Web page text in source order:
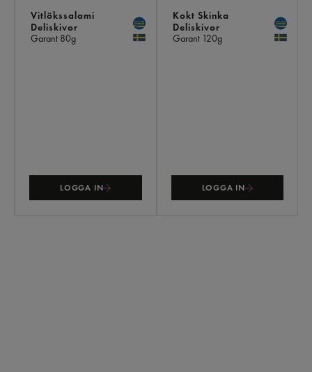
Vitlökssalami
Deliskivor
Garant 80g
LOGGA IN
Kokt Skinka
Deliskivor
Garant 120g
LOGGA IN